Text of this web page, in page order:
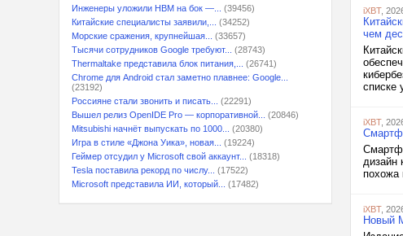
Инженеры уложили HBM на бок —...
(39456)
Китайские специалисты заявили,...
(34252)
Морские сражения, крупнейшая...
(33657)
Тысячи сотрудников Google требуют...
(28743)
Thermaltake представила блок питания,...
(26741)
Chrome для Android стал заметно плавнее: Google...
(23192)
Россияне стали звонить и писать...
(22291)
Вышел релиз OpenIDE Pro — корпоративной...
(20846)
Mitsubishi начнёт выпускать по 1000...
(20380)
Игра в стиле «Джона Уика», новая...
(19224)
Геймер отсудил у Microsoft свой аккаунт...
(18318)
Tesla поставила рекорд по числу...
(17522)
Microsoft представила ИИ, который...
(17482)
iXBT,
чем
списке
iXBT,
дизайн
похожа
iXBT,
Новый